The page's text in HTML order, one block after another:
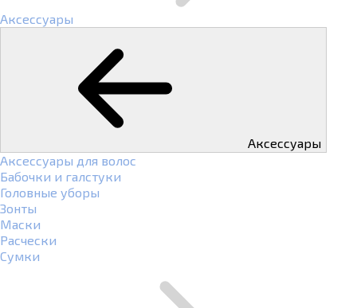
Аксессуары
Аксессуары
Аксессуары для волос
Бабочки и галстуки
Головные уборы
Зонты
Маски
Расчески
Сумки